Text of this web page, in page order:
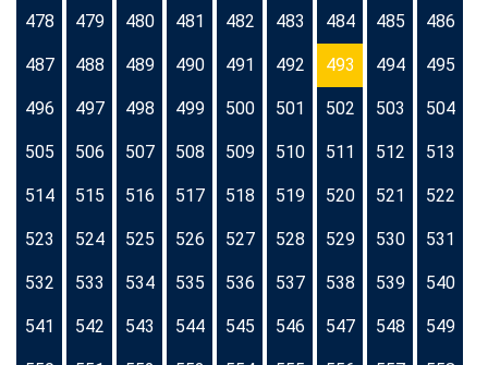
478 479 480 481 482 483 484 485 486
487 488 489 490 491 492 493 494 495
496 497 498 499 500 501 502 503 504
505 506 507 508 509 510 511 512 513
514 515 516 517 518 519 520 521 522
523 524 525 526 527 528 529 530 531
532 533 534 535 536 537 538 539 540
541 542 543 544 545 546 547 548 549